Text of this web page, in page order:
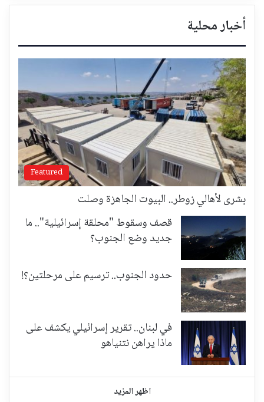
أخبار محلية
Featured
بشرى لأهالي زوطر.. البيوت الجاهزة وصلت
قصف وسقوط "محلقة إسرائيلية".. ما
جديد وضع الجنوب؟
حدود الجنوب.. ترسيم على مرحلتين؟!
في لبنان.. تقرير إسرائيلي يكشف على
ماذا يراهن نتنياهو
اظهر المزيد